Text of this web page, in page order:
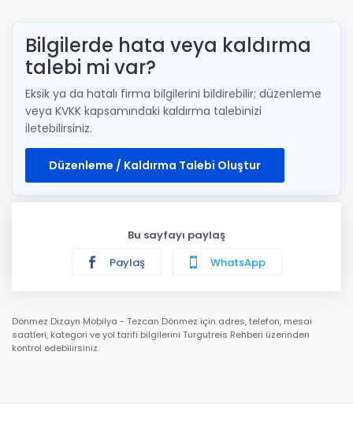
Bilgilerde hata veya kaldırma
talebi mi var?
Eksik ya da hatalı firma bilgilerini bildirebilir; düzenleme
veya KVKK kapsamındaki kaldırma talebinizi
iletebilirsiniz.
Düzenleme / Kaldırma Talebi Oluştur
Bu sayfayı paylaş
Paylaş
WhatsApp
Dönmez Dizayn Mobilya - Tezcan Dönmez için adres, telefon, mesai
saatleri, kategori ve yol tarifi bilgilerini Turgutreis Rehberi üzerinden
kontrol edebilirsiniz.